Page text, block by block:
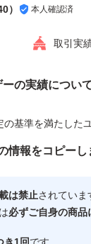
） 本人確認済
取引実
ーの実績につい
基準を満たした
心・安全なユ
商
情報をコピーし
は禁止されていま
必ずご自身の商
オススメ